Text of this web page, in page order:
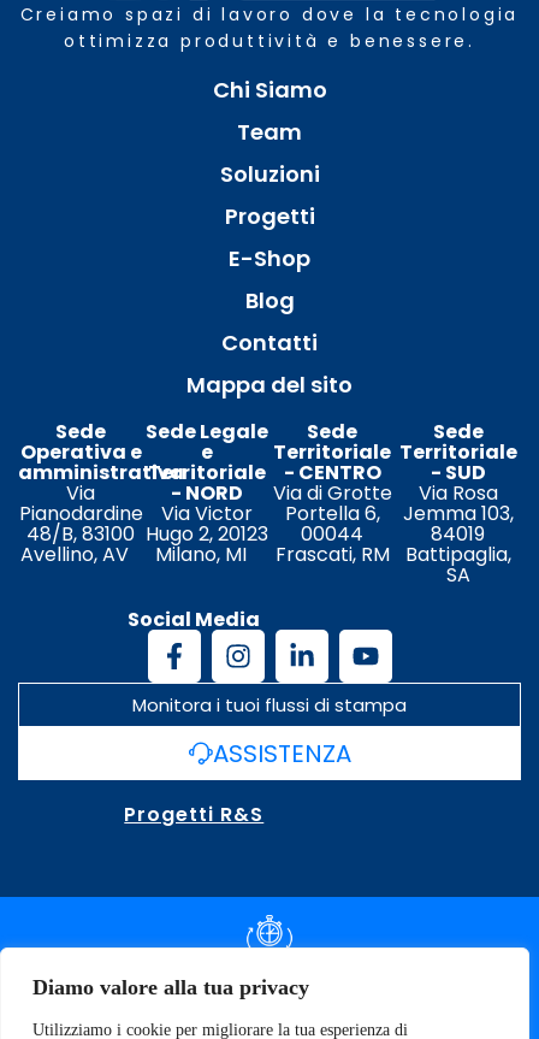
Diamo valore alla tua privacy
Utilizziamo i cookie per migliorare la tua esperienza di
Creiamo spazi di lavoro dove la tecnologia
ottimizza produttività e benessere.
Chi Siamo
Team
Soluzioni
Progetti
E-Shop
Blog
Contatti
Mappa del sito
Sede
Operativa e
amministrativa
Via
Pianodardine
48/B, 83100
Avellino, AV
Sede Legale
e
Territoriale
- NORD
Via Victor
Hugo 2, 20123
Milano, MI
Sede
Territoriale
- CENTRO
Via di Grotte
Portella 6,
00044
Frascati, RM
Sede
Territoriale
- SUD
Via Rosa
Jemma 103,
84019
Battipaglia,
SA
Social Media
Monitora i tuoi flussi di stampa
ASSISTENZA
Progetti R&S
DOCUMENTAZIONE SLA